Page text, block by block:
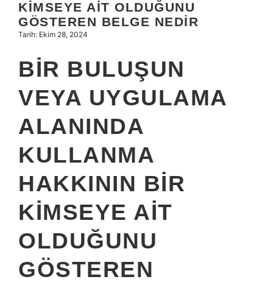
KIMSEYE AIT OLDUĞUNU
GÖSTEREN BELGE NEDIR
Tarih: Ekim 28, 2024
BIR BULUŞUN
VEYA UYGULAMA
ALANINDA
KULLANMA
HAKKININ BIR
KIMSEYE AIT
OLDUĞUNU
GÖSTEREN